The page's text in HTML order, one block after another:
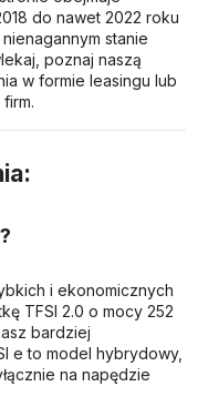
do nawet 2022 roku
stanie
poznaj naszą
w formie leasingu lub
i ekonomicznych
TFSI 2.0 o mocy 252
bardziej
e to model hybrydowy,
na napędzie